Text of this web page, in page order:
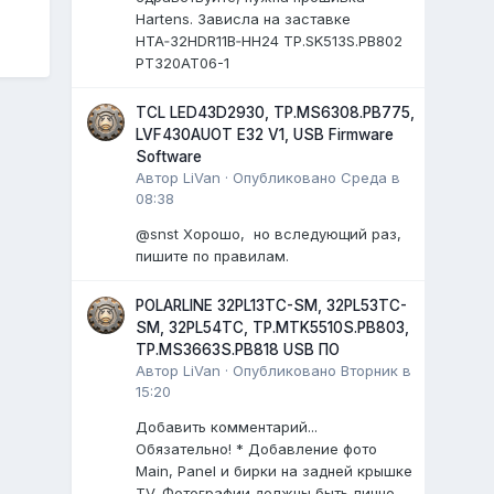
Hartens. Зависла на заставке
HTA‑32HDR11B‑HH24 TP.SK513S.PB802
PT320AT06-1
TCL LED43D2930, TP.MS6308.PB775,
LVF430AUOT E32 V1, USB Firmware
Software
АвторLiVan · Опубликовано Среда в
08:38
@snst Хорошо, но вследующий раз,
пишите по правилам.
POLARLINE 32PL13TC-SM, 32PL53TC-
SM, 32PL54TC, TP.MTK5510S.PB803,
TP.MS3663S.PB818 USB ПО
АвторLiVan · ОпубликованоВторник в
15:20
Добавить комментарий...
Обязательно! * Добавление фото
Main, Panel и бирки на задней крышке